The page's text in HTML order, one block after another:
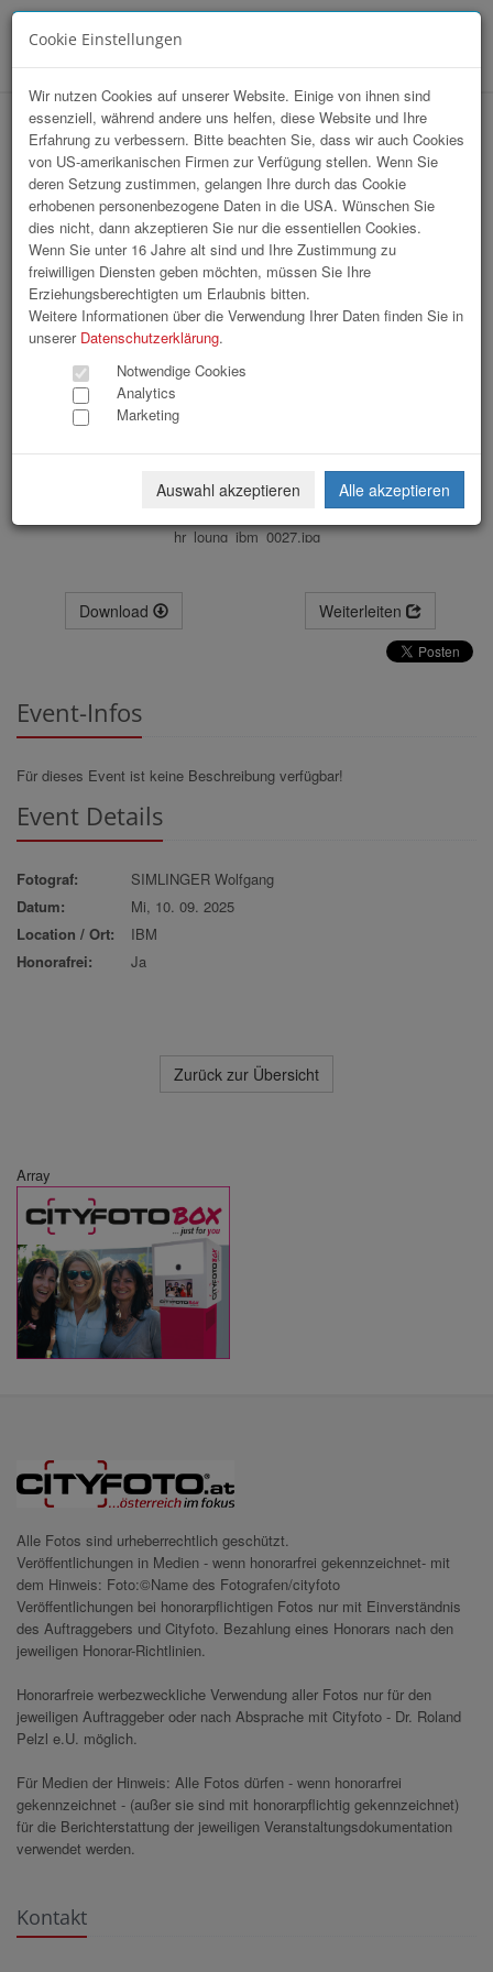
hr-lounge Ost zu Gast bei IBM
hr_loung_ibm_0027.jpg
Download Weiterleiten
Event-Infos
Für dieses Event ist keine Beschreibung verfügbar!
Event Details
Fotograf:
SIMLINGER Wolfgang
Datum:
Mi, 10. 09. 2025
Location / Ort:
IBM
Honorafrei:
Ja
Zurück zur Übersicht
Array
Alle Fotos sind urheberrechtlich geschützt.
Veröffentlichungen in Medien - wenn honorarfrei gekennzeichnet- mit
dem Hinweis: Foto:©Name des Fotografen/cityfoto
Veröffentlichungen bei honorarpflichtigen Fotos nur mit Einverständnis
des Auftraggebers und Cityfoto. Bezahlung eines Honorars nach den
jeweiligen Honorar-Richtlinien.
Honorarfreie werbezweckliche Verwendung aller Fotos nur für den
jeweiligen Auftraggeber oder nach Absprache mit Cityfoto - Dr. Roland
Pelzl e.U. möglich.
Für Medien der Hinweis: Alle Fotos dürfen - wenn honorarfrei
gekennzeichnet - (außer sie sind mit honorarpflichtig gekennzeichnet)
für die Berichterstattung der jeweiligen Veranstaltungsdokumentation
verwendet werden.
Kontakt
Cookie Einstellungen
Wir nutzen Cookies auf unserer Website. Einige von ihnen sind
essenziell, während andere uns helfen, diese Website und Ihre
Erfahrung zu verbessern. Bitte beachten Sie, dass wir auch Cookies
von US-amerikanischen Firmen zur Verfügung stellen. Wenn Sie
deren Setzung zustimmen, gelangen Ihre durch das Cookie
erhobenen personenbezogene Daten in die USA. Wünschen Sie
dies nicht, dann akzeptieren Sie nur die essentiellen Cookies.
Wenn Sie unter 16 Jahre alt sind und Ihre Zustimmung zu
freiwilligen Diensten geben möchten, müssen Sie Ihre
Erziehungsberechtigten um Erlaubnis bitten.
Weitere Informationen über die Verwendung Ihrer Daten finden Sie in
unserer Datenschutzerklärung.
Notwendige Cookies
Analytics
Marketing
Auswahl akzeptieren Alle akzeptieren